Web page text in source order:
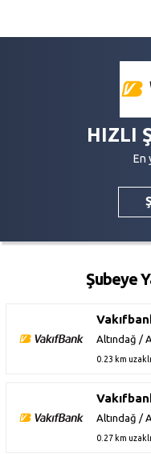
HIZLI
En
Şubeye
Altındağ /
0.23 km
Altındağ /
0.27 km